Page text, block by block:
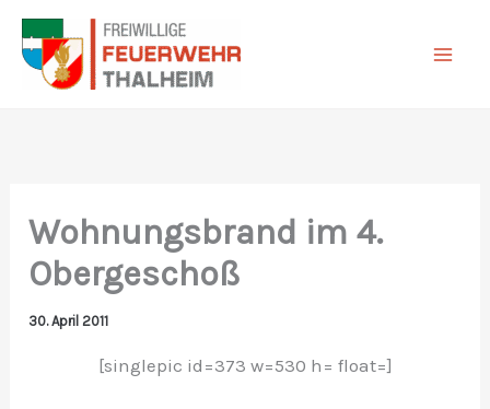
Zum
Inhalt
springen
Wohnungsbrand im 4.
Obergeschoß
30. April 2011
[singlepic id=373 w=530 h= float=]